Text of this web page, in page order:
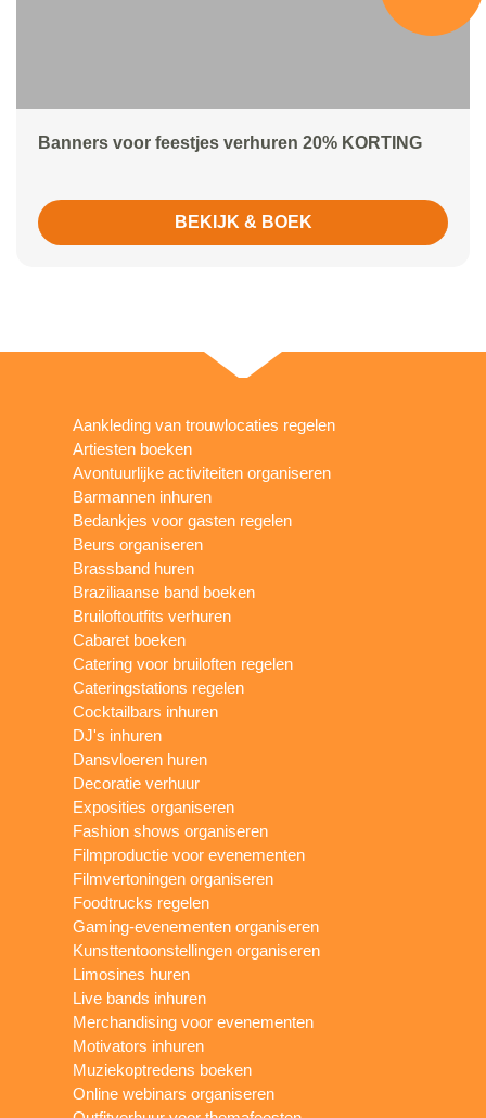
Banners voor feestjes verhuren 20% KORTING
BEKIJK & BOEK
Aankleding van trouwlocaties regelen
Artiesten boeken
Avontuurlijke activiteiten organiseren
Barmannen inhuren
Bedankjes voor gasten regelen
Beurs organiseren
Brassband huren
Braziliaanse band boeken
Bruiloftoutfits verhuren
Cabaret boeken
Catering voor bruiloften regelen
Cateringstations regelen
Cocktailbars inhuren
DJ's inhuren
Dansvloeren huren
Decoratie verhuur
Exposities organiseren
Fashion shows organiseren
Filmproductie voor evenementen
Filmvertoningen organiseren
Foodtrucks regelen
Gaming-evenementen organiseren
Kunsttentoonstellingen organiseren
Limosines huren
Live bands inhuren
Merchandising voor evenementen
Motivators inhuren
Muziekoptredens boeken
Online webinars organiseren